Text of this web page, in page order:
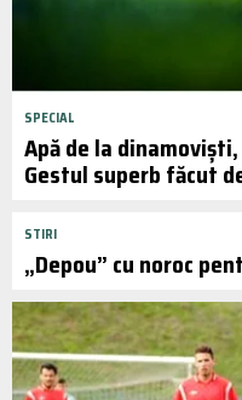
SPECIAL
Apă de la
Gestul superb făcut
STIRI
„Depou” cu noroc